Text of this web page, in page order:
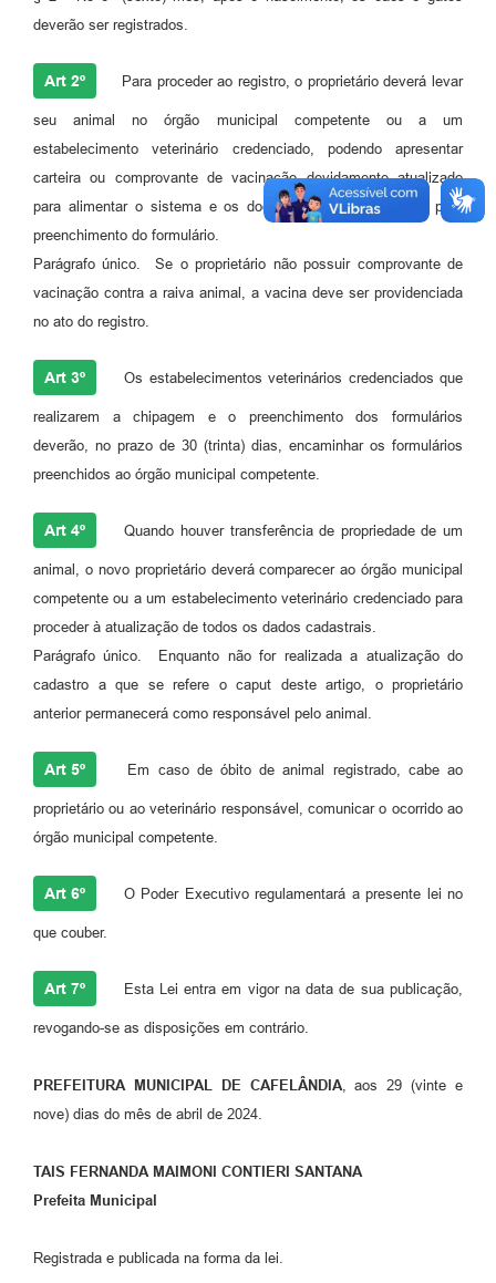
deverão ser registrados.
Art 2º Para proceder ao registro, o proprietário deverá levar
seu animal no órgão municipal competente ou a um
estabelecimento veterinário credenciado, podendo apresentar
carteira ou comprovante de vacinação devidamente atualizado
para alimentar o sistema e os documentos do proprietário para
preenchimento do formulário.
Parágrafo único. Se o proprietário não possuir comprovante de
vacinação contra a raiva animal, a vacina deve ser providenciada
no ato do registro.
Art 3º Os estabelecimentos veterinários credenciados que
realizarem a chipagem e o preenchimento dos formulários
deverão, no prazo de 30 (trinta) dias, encaminhar os formulários
preenchidos ao órgão municipal competente.
Art 4º Quando houver transferência de propriedade de um
animal, o novo proprietário deverá comparecer ao órgão municipal
competente ou a um estabelecimento veterinário credenciado para
proceder à atualização de todos os dados cadastrais.
Parágrafo único. Enquanto não for realizada a atualização do
cadastro a que se refere o caput deste artigo, o proprietário
anterior permanecerá como responsável pelo animal.
Art 5º Em caso de óbito de animal registrado, cabe ao
proprietário ou ao veterinário responsável, comunicar o ocorrido ao
órgão municipal competente.
Art 6º O Poder Executivo regulamentará a presente lei no
que couber.
Art 7º Esta Lei entra em vigor na data de sua publicação,
revogando-se as disposições em contrário.
PREFEITURA MUNICIPAL DE CAFELÂNDIA, aos 29 (vinte e
nove) dias do mês de abril de 2024.
TAIS FERNANDA MAIMONI CONTIERI SANTANA
Prefeita Municipal
Registrada e publicada na forma da lei.